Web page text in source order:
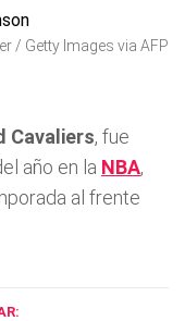
/ Getty Images via AFP
Cavaliers, fue
año en la NBA,
al frente